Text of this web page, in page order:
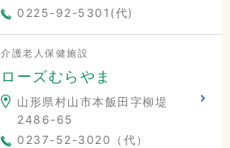
0225-92-5301(代)
介護老人保健施設
ローズむらやま
山形県村山市本飯田字柳堤
2486-65
0237-52-3020（代）